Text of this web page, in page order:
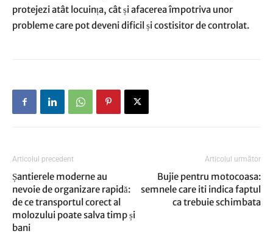
protejezi atât locuința, cât și afacerea împotriva unor
probleme care pot deveni dificil și costisitor de controlat.
Articolul precedent
Șantierele moderne au
nevoie de organizare rapidă:
de ce transportul corect al
molozului poate salva timp și
bani
Articolul următor
Bujie pentru motocoasa:
semnele care iti indica faptul
ca trebuie schimbata